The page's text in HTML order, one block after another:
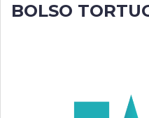
Quienes
BOLSO